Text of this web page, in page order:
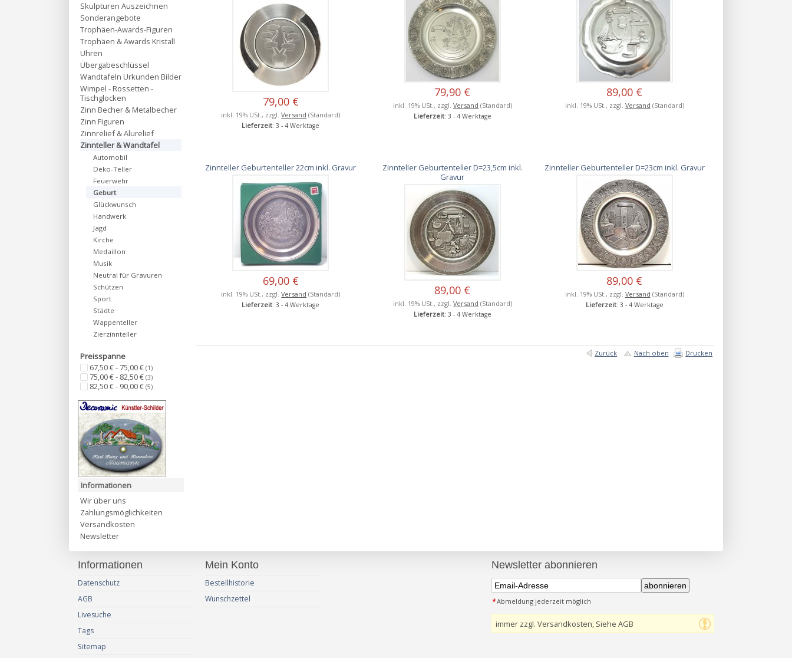
79,00 €
inkl. 19% USt., zzgl.Versand (Standard)
Lieferzeit: 3 - 4 Werktage
79,90 €
inkl. 19% USt., zzgl. Versand (Standard)
Lieferzeit: 3 - 4 Werktage
89,00 €
inkl. 19% USt., zzgl. Versand (Standard)
Zinnteller Geburtenteller 22cm inkl. Gravur
69,00 €
inkl. 19% USt., zzgl.Versand (Standard)
Lieferzeit: 3 - 4 Werktage
Zinnteller Geburtenteller D=23,5cm inkl.
Gravur
89,00 €
inkl. 19% USt., zzgl. Versand (Standard)
Lieferzeit: 3 - 4 Werktage
Zinnteller Geburtenteller D=23cm inkl. Gravur
89,00 €
inkl. 19% USt., zzgl. Versand (Standard)
Lieferzeit: 3 - 4 Werktage
Zurück Nach oben Drucken
Skulpturen Auszeichnen
Sonderangebote
Trophäen-Awards-Figuren
Trophäen & Awards Kristall
Uhren
Übergabeschlüssel
Wandtafeln Urkunden Bilder
Wimpel - Rossetten -
Tischglocken
Zinn Becher & Metalbecher
Zinn Figuren
Zinnrelief & Alurelief
Zinnteller & Wandtafel
Automobil
Deko-Teller
Feuerwehr
Geburt
Glückwunsch
Handwerk
Jagd
Kirche
Medaillon
Musik
Neutral für Gravuren
Schützen
Sport
Städte
Wappenteller
Zierzinnteller
Preisspanne
67,50 € - 75,00 € (1)
75,00 € - 82,50 € (3)
82,50 € - 90,00 € (5)
Informationen
Wir über uns
Zahlungsmöglichkeiten
Versandkosten
Newsletter
Informationen
Datenschutz
AGB
Livesuche
Tags
Sitemap
Mein Konto
Bestellhistorie
Wunschzettel
Newsletter abonnieren
abonnieren
*Abmeldung jederzeit möglich
immer zzgl. Versandkosten, Siehe AGB